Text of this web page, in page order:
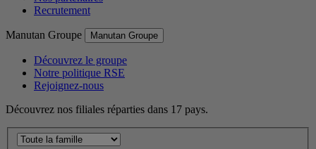
Recrutement
Manutan Groupe Manutan Groupe
Découvrez le groupe
Notre politique RSE
Rejoignez-nous
Découvrez nos filiales réparties dans 17 pays.